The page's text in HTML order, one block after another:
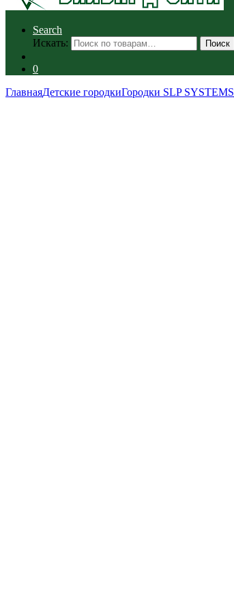
Search
Искать:
Поиск
0
ГлавнаяДетские городкиГородки SLP SYSTEMS